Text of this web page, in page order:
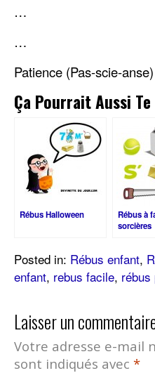
…
…
Patience (Pas-scie-anse)
Ça Pourrait Aussi
Rébus Halloween
Rébus à
sorcières
Posted in: Rébus enfant,
enfant, rebus facile, rébus
Laisser un
Votre adresse e-mail
sont indiqués avec *